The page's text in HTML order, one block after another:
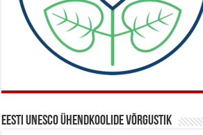
Eesti UNESCO ühendkoolide võrgustik